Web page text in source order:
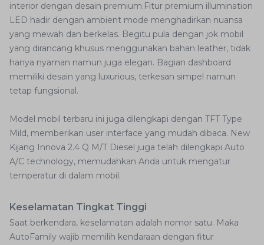
interior dengan desain premium.Fitur premium illumination
LED hadir dengan ambient mode menghadirkan nuansa
yang mewah dan berkelas. Begitu pula dengan jok mobil
yang dirancang khusus menggunakan bahan leather, tidak
hanya nyaman namun juga elegan. Bagian dashboard
memiliki desain yang luxurious, terkesan simpel namun
tetap fungsional.
Model mobil terbaru ini juga dilengkapi dengan TFT Type
Mild, memberikan user interface yang mudah dibaca. New
Kijang Innova 2.4 Q M/T Diesel juga telah dilengkapi Auto
A/C technology, memudahkan Anda untuk mengatur
temperatur di dalam mobil.
Keselamatan Tingkat Tinggi
Saat berkendara, keselamatan adalah nomor satu. Maka
AutoFamily wajib memilih kendaraan dengan fitur